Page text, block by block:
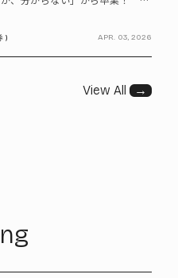
) APR. 03, 2026
View All →